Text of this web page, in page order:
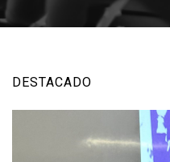
DESTACADO